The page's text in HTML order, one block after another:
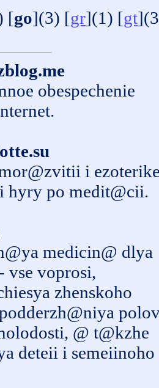
[go](3) [gr](1) [gt
obespechenie
i
po medit@cii.
medicin@ dlya
vse voprosi,
zhenskoho
@ t@kzhe
deteii i semeiinoho